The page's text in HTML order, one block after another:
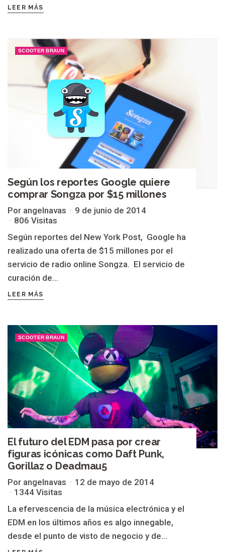
LEER MÁS
SCOOTER BRAUN
Según los reportes Google quiere
comprar Songza por $15 millones
Por angelnavas
9 de junio de 2014
806 Visitas
Según reportes del New York Post, Google ha
realizado una oferta de $15 millones por el
servicio de radio online Songza. El servicio de
curación de...
LEER MÁS
SCOOTER BRAUN
El futuro del EDM pasa por crear
figuras icónicas como Daft Punk,
Gorillaz o Deadmau5
Por angelnavas
12 de mayo de 2014
1344 Visitas
La efervescencia de la música electrónica y el
EDM en los últimos años es algo innegable,
desde el punto de visto de negocio y de...